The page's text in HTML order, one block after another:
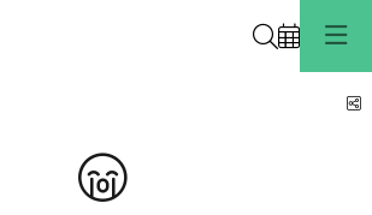
Buscar